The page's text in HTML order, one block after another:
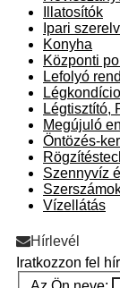
Illatosítók
Ipari
Konyha
Központi
Lefolyó
Légtisztító,
Megújuló
Öntözés-
Szennyvíz
Vízellátás
Hírlevél
Iratkozzon fel